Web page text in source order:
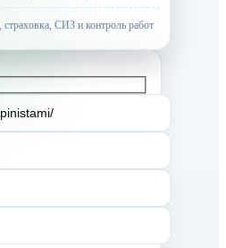
страховка, СИЗ и контроль работ